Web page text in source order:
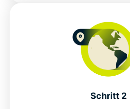
Schritt 2